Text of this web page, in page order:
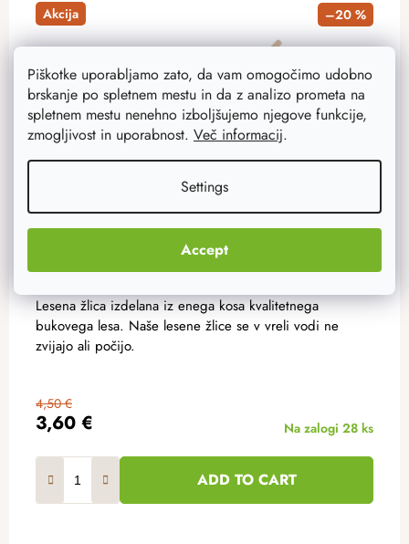
Piškotke uporabljamo zato, da vam omogočimo udobno
brskanje po spletnem mestu in da z analizo prometa na
spletnem mestu nenehno izboljšujemo njegove funkcije,
zmogljivost in uporabnost. Več informacij.
Settings
Accept
Akcija –20 %
Kuhalnica 50 cm
3,60 €
4,50 €
Na zalogi 28 ks
ADD TO CART
Lesena žlica izdelana iz enega kosa kvalitetnega
bukovega lesa. Naše lesene žlice se v vreli vodi ne
zvijajo ali počijo.